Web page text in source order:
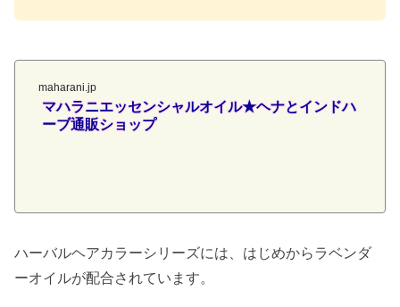
maharani.jp
マハラニエッセンシャルオイル★ヘナとインドハ
ーブ通販ショップ
ハーバルヘアカラーシリーズには、はじめからラベンダ
ーオイルが配合されています。